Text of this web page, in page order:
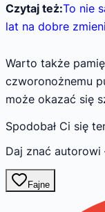
Czytaj też:To nie
lat na dobre
Warto także
czworonożnemu
może okazać się
Spodobał Ci się
Daj znać
Fajne